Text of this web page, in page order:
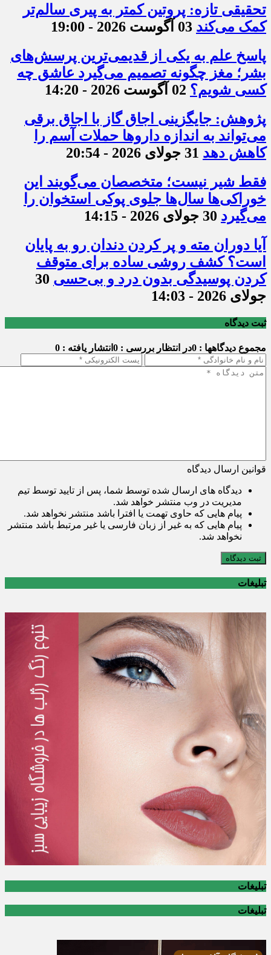
تحقیقی تازه: پروتین کمتر به پیری سالم‌تر
کمک می‌کند 03 آگوست 2026 - 19:00
پاسخ علم به یکی از قدیمی‌ترین پرسش‌های
بشر؛ مغز چگونه تصمیم می‌گیرد عاشق چه
کسی شویم؟ 02 آگوست 2026 - 14:20
پژوهش: جایگزینی اجاق گاز با اجاق برقی
می‌تواند به اندازه داروها حملات آسم را
کاهش دهد 31 جولای 2026 - 20:54
فقط شیر نیست؛ متخصصان می‌گویند این
خوراکی‌ها سال‌ها جلوی پوکی استخوان را
می‌گیرد 30 جولای 2026 - 14:15
آیا دوران مته و پر کردن دندان رو به پایان
است؟ کشف روشی ساده برای متوقف
کردن پوسیدگی بدون درد و بی‌حسی 30
جولای 2026 - 14:03
ثبت دیدگاه
مجموع دیدگاهها : 0 در انتظار بررسی : 0 انتشار یافته : 0
قوانین ارسال دیدگاه
دیدگاه های ارسال شده توسط شما، پس از تایید توسط تیم
مدیریت در وب منتشر خواهد شد.
پیام هایی که حاوی تهمت یا افترا باشد منتشر نخواهد شد.
پیام هایی که به غیر از زبان فارسی یا غیر مرتبط باشد منتشر
نخواهد شد.
ثبت دیدگاه
تبلیغات
تبلیغات
تبلیغات